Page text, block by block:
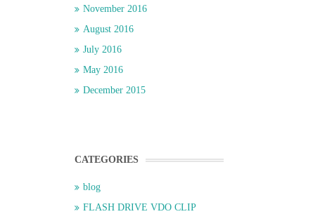
November 2016
August 2016
July 2016
May 2016
December 2015
CATEGORIES
blog
FLASH DRIVE VDO CLIP